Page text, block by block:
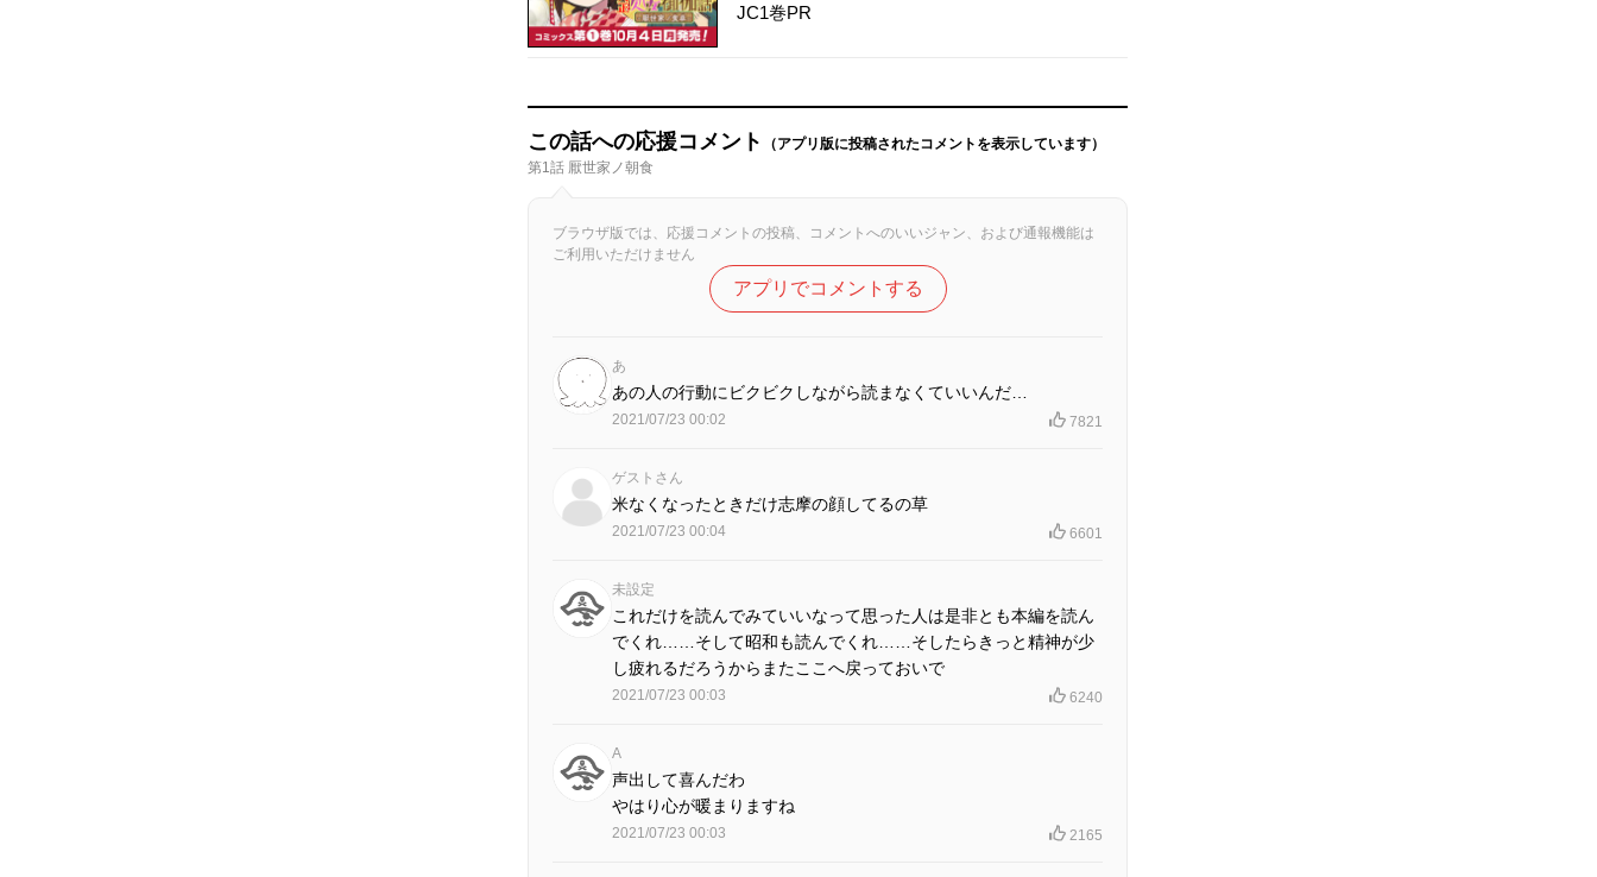
JC1巻PR
この話への応援コメント
（アプリ版に投稿されたコメントを表示しています）
第1話 厭世家ノ朝食
ブラウザ版では、応援コメントの投稿、コメントへのいいジャン、および通報機能は
ご利用いただけません
アプリでコメントする
あ
あの人の行動にビクビクしながら読まなくていいんだ…
2021/07/23 00:02 7821
ゲストさん
米なくなったときだけ志摩の顔してるの草
2021/07/23 00:04 6601
未設定
これだけを読んでみていいなって思った人は是非とも本編を読ん
でくれ……そして昭和も読んでくれ……そしたらきっと精神が少
し疲れるだろうからまたここへ戻っておいで
2021/07/23 00:03 6240
A
声出して喜んだわ
やはり心が暖まりますね
2021/07/23 00:03 2165